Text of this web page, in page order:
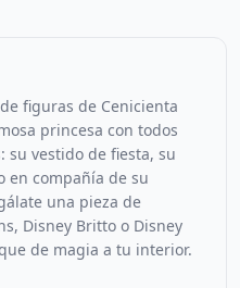
figuras de Cenicienta
princesa con todos
su vestido de fiesta, su
en compañía de su
una pieza de
Disney Britto o Disney
de magia a tu interior.